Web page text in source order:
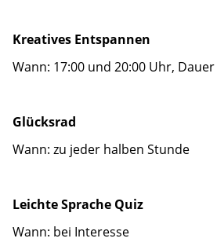
Kreatives Entspannen
Wann: 17:00 und 20:00 Uhr,
Glücksrad
Wann: zu jeder halben Stunde
Leichte Sprache Quiz
Wann: bei Interesse